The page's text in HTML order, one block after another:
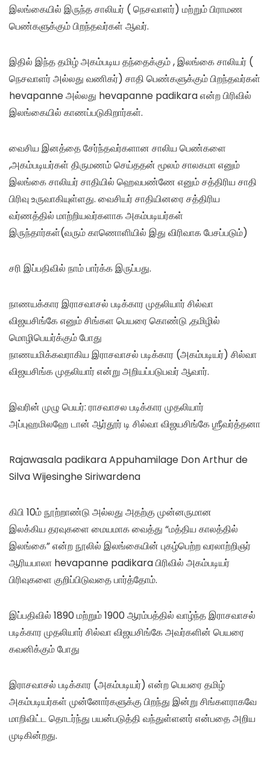
இலங்கையில் இருந்த சாலியர் ( நெசவாளர்) மற்றும் பிராமண
பெண்களுக்கும் பிறந்தவர்கள் ஆவர்.
இதில் இந்த தமிழ் அகம்படிய தந்தைக்கும் , இலங்கை சாலியர் (
நெசவாளர் அல்லது வணிகர்) சாதி பெண்களுக்கும் பிறந்தவர்கள்
hevapanne அல்லது hevapanne padikara என்ற பிரிவில்
இலங்கையில் காணப்படுகிறார்கள்.
வைசிய இனத்தை சேர்ந்தவர்களான சாலிய பெண்களை
,அகம்படியர்கள் திருமணம் செய்ததன் மூலம் சாலகமா எனும்
இலங்கை சாலியர் சாதியில் ஹெவபண்ணே எனும் சத்திரிய சாதி
பிரிவு உருவாகியுள்ளது. வைசியர் சாதியினரை சத்திரிய
வர்ணத்தில் மாற்றியவர்களாக அகம்படியர்கள்
இருந்தார்கள்(வரும் காணொளியில் இது விரிவாக பேசப்படும்)
சரி இப்பதிவில் நாம் பார்க்க இருப்பது.
நாணயக்கார இராசவாசல் படிக்கார முதலியார் சில்வா
விஜயசிங்கே எனும் சிங்கள பெயரை கொண்டு ,தமிழில்
மொழிபெயர்க்கும் போது
நாணயமிக்கவராகிய இராசவாசல் படிக்கார (அகம்படியர்) சில்வா
விஜயசிங்க முதலியார் என்று அறியப்படுபவர் ஆவார்.
இவரின் முழு பெயர்: ராசவாசல படிக்கார முதலியார்
அப்புஹமிலஹே டான் ஆர்தூர் டி சில்வா விஜயசிங்கே ஶ்ரீவர்த்தனா
Rajawasala padikara Appuhamilage Don Arthur de
Silva Wijesinghe Siriwardena
கிபி 10ம் நூற்றாண்டு அல்லது அதற்கு முன்னருமான
இலக்கிய தரவுகளை மையமாக வைத்து “மத்திய காலத்தில்
இலங்கை” என்ற நூலில் இலங்கையின் புகழ்பெற்ற வரலாற்றிஞர்
ஆரியபாலா hevapanne padikara பிரிவில் அகம்படியர்
பிரிவுகளை குறிப்பிடுவதை பார்த்தோம்.
இப்பதிவில் 1890 மற்றும் 1900 ஆரம்பத்தில் வாழ்ந்த இராசவாசல்
படிக்கார முதலியார் சில்வா விஜயசிங்கே அவர்களின் பெயரை
கவனிக்கும் போது
இராசவாசல் படிக்கார (அகம்படியர்) என்ற பெயரை தமிழ்
அகம்படியர்கள் முன்னோர்களுக்கு பிறந்து இன்று சிங்களராகவே
மாறிவிட்ட தொடர்ந்து பயன்படுத்தி வந்துள்ளனர் என்பதை அறிய
முடிகின்றது.